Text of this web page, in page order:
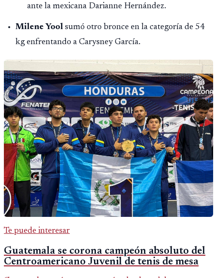
ante la mexicana Darianne Hernández.
Milene Yool sumó otro bronce en la categoría de 54
kg enfrentando a Carysney García.
Te puede interesar
Guatemala se corona campeón absoluto del
Centroamericano Juvenil de tenis de mesa